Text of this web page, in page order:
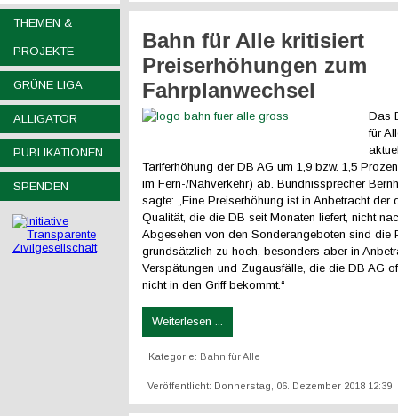
THEMEN &
PROJEKTE
GRÜNE LIGA
ALLIGATOR
PUBLIKATIONEN
SPENDEN
Bahn für Alle kritisiert
Preiserhöhungen zum
Fahrplanwechsel
Das
für
Tariferhöhung der DB AG um 1,9 bzw. 1,5
im Fern-/Nahverkehr) ab. Bündnissprecher
sagte: „Eine Preiserhöhung ist in Anbetracht der
Qualität, die die DB seit Monaten liefert, nicht
Abgesehen von den Sonderangeboten sind die
grundsätzlich zu hoch, besonders aber in
Verspätungen und Zugausfälle, die die DB AG
nicht in den Griff bekommt.“
Weiterlesen ...
Kategorie: Bahn für Alle
Veröffentlicht: Donnerstag, 06. Dezember 2018 12:39